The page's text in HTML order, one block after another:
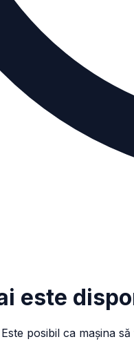
este
posibil ca mașina